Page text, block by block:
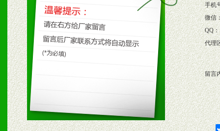
保产品顺利销售。
4、根据市场情况公司给予
购支持。
五、退换货制度
1、给予前期市场操作一定
手机
微信
QQ：
代理
留言